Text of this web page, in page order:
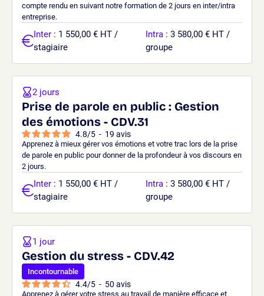
compte rendu en suivant notre formation de 2 jours en inter/intra
entreprise.
Inter : 1 550,00 € HT /
stagiaire
Intra : 3 580,00 € HT /
groupe
Prise de parole en public : Gestion
des émotions - CDV.31
4.8/5 - 19 avis
Apprenez à mieux gérer vos émotions et votre trac lors de la prise
de parole en public pour donner de la profondeur à vos discours en
2 jours.
2 jours
Inter : 1 550,00 € HT /
stagiaire
Intra : 3 580,00 € HT /
groupe
Gestion du stress - CDV.42
Incontournable
4.4/5 - 50 avis
Apprenez à gérer votre stress au travail de manière efficace et
1 jour